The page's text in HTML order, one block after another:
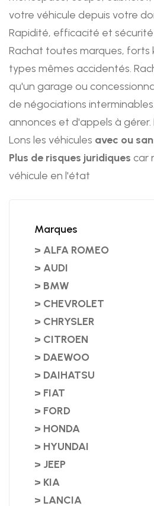
votre véhicule depuis votre
Rapidité, efficacité et
Rachat toutes marques, forts
types mêmes accidentés.
qu'un garage ou
de négociations
annonces et d'appels à gérer.
Lons les véhicules avec ou
Plus de risques juridiques car
véhicule en l'état
Marques
> ALFA ROMEO
> AUDI
> BMW
> CHEVROLET
> CHRYSLER
> CITROEN
> DAEWOO
> DAIHATSU
> FIAT
> FORD
> HONDA
> HYUNDAI
> JEEP
> KIA
> LANCIA